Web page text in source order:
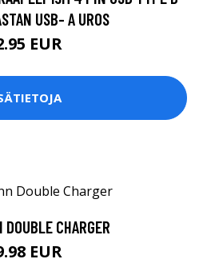
USB- A UROS
EUR
DOUBLE CHARGER
EUR